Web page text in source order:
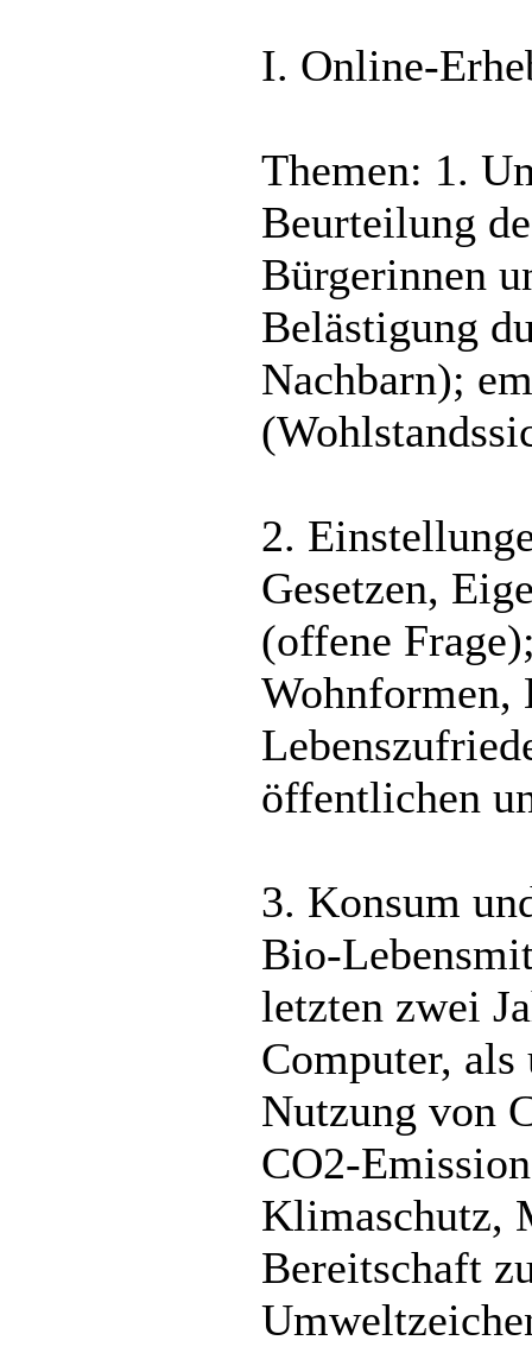
I. Online-
Themen: 1.
Beurteilung
Bürgerinnen
Belästigung
Nachbarn);
2.
Gesetzen,
(offene
Wohnformen,
öffentlichen
3. Konsum
Bio-
letzten zwei
Computer,
Nutzung von
CO2-
Klimaschutz,
Bereitschaft